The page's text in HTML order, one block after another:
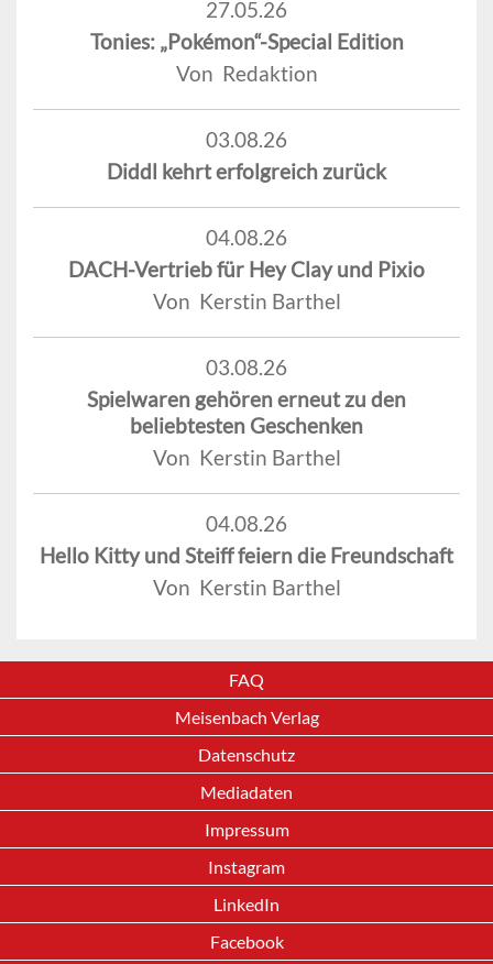
27.05.26
Tonies: „Pokémon“-Special Edition
Von Redaktion
03.08.26
Diddl kehrt erfolgreich zurück
04.08.26
DACH-Vertrieb für Hey Clay und Pixio
Von Kerstin Barthel
03.08.26
Spielwaren gehören erneut zu den
beliebtesten Geschenken
Von Kerstin Barthel
04.08.26
Hello Kitty und Steiff feiern die Freundschaft
Von Kerstin Barthel
FAQ
Meisenbach Verlag
Datenschutz
Mediadaten
Impressum
Instagram
LinkedIn
Facebook